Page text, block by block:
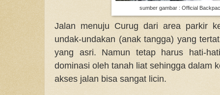
sumber gambar : Official
Jalan menuju Curug dari area parkir
undak-undakan (anak tangga) yang
yang asri. Namun tetap harus hati-
dominasi oleh tanah liat sehingga dalam
akses jalan bisa sangat licin.